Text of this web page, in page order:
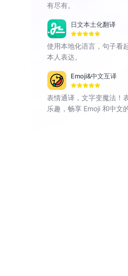
有尽有。
日文本土化翻译
使用本地化语言，句子看
本人表达。
Emoji&中文互译
表情通译，文字变魔法！
乐趣，畅享 Emoji 和中文